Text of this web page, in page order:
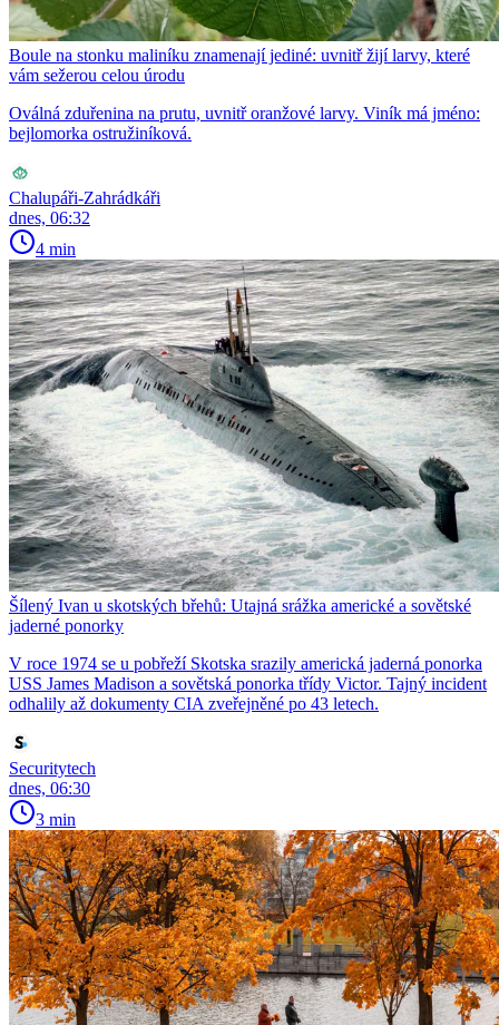
Boule na stonku maliníku znamenají jediné: uvnitř žijí larvy, které
vám sežerou celou úrodu
Oválná zduřenina na prutu, uvnitř oranžové larvy. Viník má jméno:
bejlomorka ostružiníková.
Chalupáři-Zahrádkáři
dnes, 06:32
4 min
Šílený Ivan u skotských břehů: Utajná srážka americké a sovětské
jaderné ponorky
V roce 1974 se u pobřeží Skotska srazily americká jaderná ponorka
USS James Madison a sovětská ponorka třídy Victor. Tajný incident
odhalily až dokumenty CIA zveřejněné po 43 letech.
Securitytech
dnes, 06:30
3 min